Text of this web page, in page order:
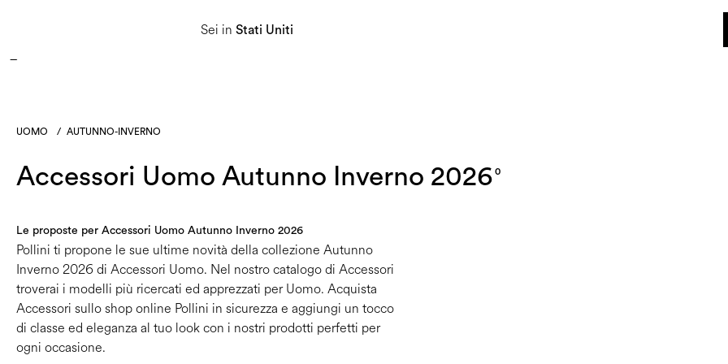
Sei in Stati Uniti
APPROFITTA DEI SALDI E SCOPRI LA NUOVA COLLEZIONE AUTUNNO/INVERNO 2026. Dall'8 al 16 agosto il Servizio Clienti non sarà operativo. Le
UOMO / AUTUNNO-INVERNO
Accessori Uomo Autunno Inverno 2026 0
Le proposte per Accessori Uomo Autunno Inverno 2026
Pollini ti propone le sue ultime novità della collezione Autunno
Inverno 2026 di Accessori Uomo. Nel nostro catalogo di Accessori
troverai i modelli più ricercati ed apprezzati per Uomo. Acquista
Accessori sullo shop online Pollini in sicurezza e aggiungi un tocco
di classe ed eleganza al tuo look con i nostri prodotti perfetti per
ogni occasione.